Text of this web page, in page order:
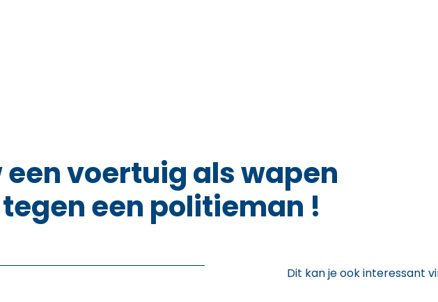
een voertuig als wapen
een politieman !
Dit kan je ook interessant